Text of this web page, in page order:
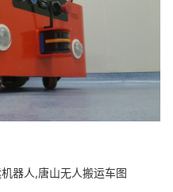
器人,唐山无人搬运车图